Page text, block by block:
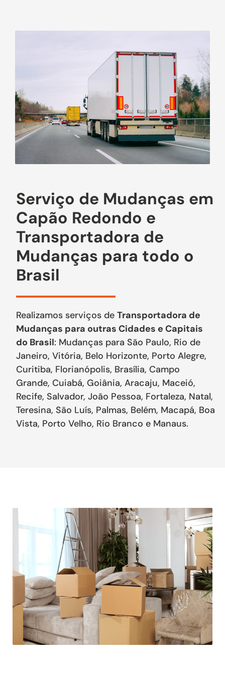
Serviço de Mudanças em
Capão Redondo e
Transportadora de
Mudanças para todo o
Brasil
Realizamos serviços de Transportadora de
Mudanças para outras Cidades e Capitais
do Brasil: Mudanças para São Paulo, Rio de
Janeiro, Vitória, Belo Horizonte, Porto Alegre,
Curitiba, Florianópolis, Brasília, Campo
Grande, Cuiabá, Goiânia, Aracaju, Maceió,
Recife, Salvador, João Pessoa, Fortaleza, Natal,
Teresina, São Luís, Palmas, Belém, Macapá, Boa
Vista, Porto Velho, Rio Branco e Manaus.